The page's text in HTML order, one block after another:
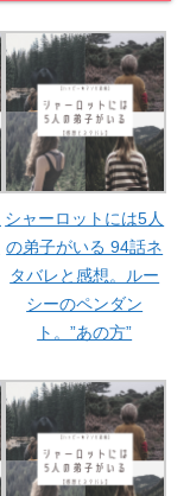
シャーロットには5人
の弟子がいる 94話ネ
タバレと感想。ルー
シーのペンダン
ト。”あの方”